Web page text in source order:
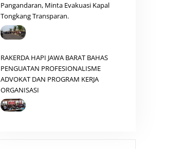
Pangandaran, Minta Evakuasi Kapal
Tongkang Transparan.
RAKERDA HAPI JAWA BARAT BAHAS
PENGUATAN PROFESIONALISME
ADVOKAT DAN PROGRAM KERJA
ORGANISASI